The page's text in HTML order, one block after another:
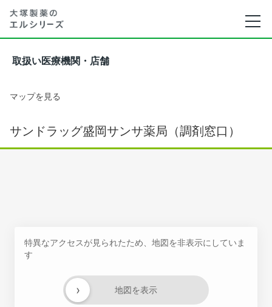
取扱い医療機関・店舗
マップを見る
サンドラッグ盛岡サンサ薬局（調剤窓口）
特異なアクセスが見られたため、地図を非表示にしていま
す
地図を表示
›